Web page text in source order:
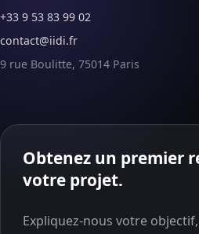
+33 9 53 83 99 02
contact@iidi.fr
9 rue Boulitte, 75014 Paris
Obtenez un premier
votre projet.
Expliquez-nous votre